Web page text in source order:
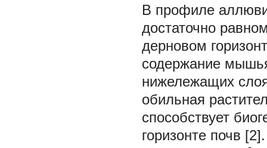
В профиле
достаточно
дерновом
содержание
нижележащих
обильная
способствует
горизонте почв [2].